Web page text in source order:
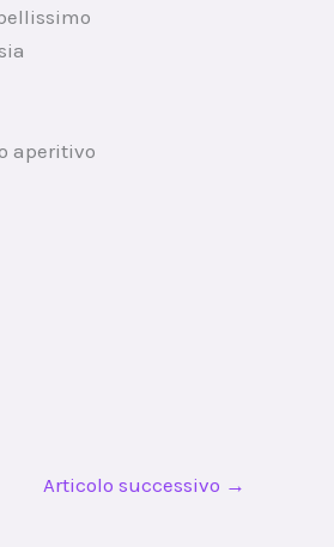
aperitivo
Articolo successivo →